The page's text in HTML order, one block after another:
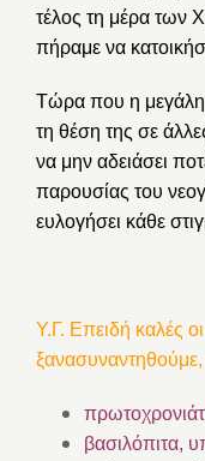
τέλος τη μέρα των
πήραμε να
Τώρα που η μεγάλη
τη θέση της σε
να μην αδειάσει
παρουσίας του
ευλογήσει κάθε
Υ.Γ. Επειδή καλές
βασιλόπιτα,